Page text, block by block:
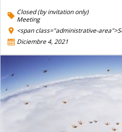
Closed (by invitation only)
Meeting
<span class="administrative-
Diciembre 4, 2021